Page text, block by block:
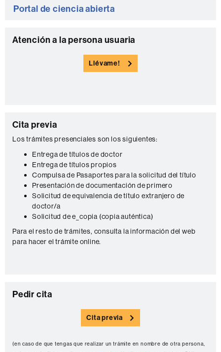
Portal de ciencia abierta
C
t
o
Atención a la persona usuaria
Llévame!
C
o
o
Cita previa
Los trámites presenciales son los siguientes:
Entrega de títulos de doctor
Entrega de títulos propios
Compulsa de Pasaportes para la solicitud del título
Presentación de documentación de primero
Solicitud de equivalencia de título extranjero de
doctor/a
Solicitud de e_copia (copia auténtica)
Para el resto de trámites, consulta la información del web
para hacer el trámite online.
C
t
Pedir cita
Cita previa
(en caso de que tengas que realizar un trámite en nombre de otra persona,